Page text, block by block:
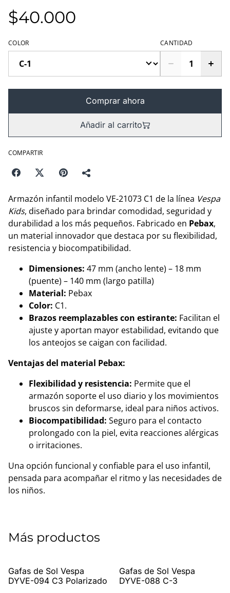
$40.000
COLOR CANTIDAD
Comprar ahora
Añadir al carrito
COMPARTIR
Armazón infantil modelo VE-21073 C1 de la línea Vespa
Kids, diseñado para brindar comodidad, seguridad y
durabilidad a los más pequeños. Fabricado en Pebax,
un material innovador que destaca por su flexibilidad,
resistencia y biocompatibilidad.
Dimensiones: 47 mm (ancho lente) – 18 mm
(puente) – 140 mm (largo patilla)
Material: Pebax
Color: C1.
Brazos reemplazables con estirante: Facilitan el
ajuste y aportan mayor estabilidad, evitando que
los anteojos se caigan con facilidad.
Ventajas del material Pebax:
Flexibilidad y resistencia: Permite que el
armazón soporte el uso diario y los movimientos
bruscos sin deformarse, ideal para niños activos.
Biocompatibilidad: Seguro para el contacto
prolongado con la piel, evita reacciones alérgicas
o irritaciones.
Una opción funcional y confiable para el uso infantil,
pensada para acompañar el ritmo y las necesidades de
los niños.
Más productos
Gafas de Sol Vespa
DYVE-094 C3 Polarizado
Gafas de Sol Vespa
DYVE-088 C-3